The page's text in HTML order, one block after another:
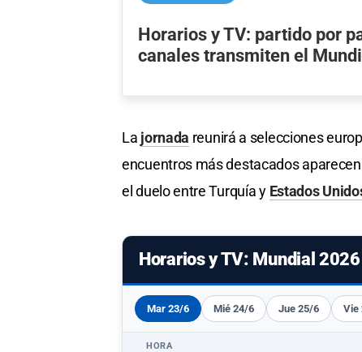
Horarios y TV: partido por
canales transmiten el
La jornada reunirá a selecciones
encuentros más destacados
el duelo entre Turquía y Estados
Horarios y TV: Mundial 2026
Mar 23/6 Mié 24/6 Jue 25/6 Vie
HORA